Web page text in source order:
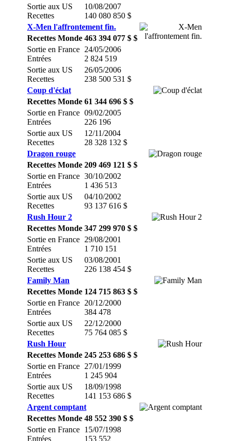
Sortie aux US
Recettes
10/08/2007
140 080 850 $
X-Men l'affrontement fin.
Recettes Monde 463 394 077 $ $
Sortie en France
Entrées
24/05/2006
2 824 519
Sortie aux US
Recettes
26/05/2006
238 500 531 $
Coup d'éclat
Recettes Monde 61 344 696 $ $
Sortie en France
Entrées
09/02/2005
226 196
Sortie aux US
Recettes
12/11/2004
28 328 132 $
Dragon rouge
Recettes Monde 209 469 121 $ $
Sortie en France
Entrées
30/10/2002
1 436 513
Sortie aux US
Recettes
04/10/2002
93 137 616 $
Rush Hour 2
Recettes Monde 347 299 970 $ $
Sortie en France
Entrées
29/08/2001
1 710 151
Sortie aux US
Recettes
03/08/2001
226 138 454 $
Family Man
Recettes Monde 124 715 863 $ $
Sortie en France
Entrées
20/12/2000
384 478
Sortie aux US
Recettes
22/12/2000
75 764 085 $
Rush Hour
Recettes Monde 245 253 686 $ $
Sortie en France
Entrées
27/01/1999
1 245 904
Sortie aux US
Recettes
18/09/1998
141 153 686 $
Argent comptant
Recettes Monde 48 552 390 $ $
Sortie en France
Entrées
15/07/1998
153 552